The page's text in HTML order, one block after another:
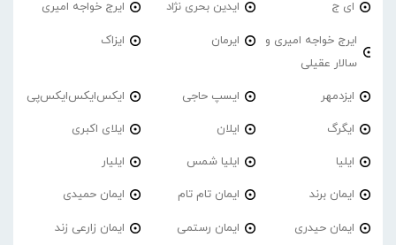
ای ج ایدین بحری نژاد ایرج خواجه امیری
ایرج خواجه امیری و
سالار عقیلی
ایرمان ایزاک
ایزدمهر ایسپ حاجی ایکس‌ایکس‌ایکس‌پی
ایگرگ ایلان ایلای اکبری
ایلیا ایلیا شمس ایلیار
ایمان برند ایمان تام تام ایمان حمیدی
ایمان حیدری ایمان رستمی ایمان زارعی زند